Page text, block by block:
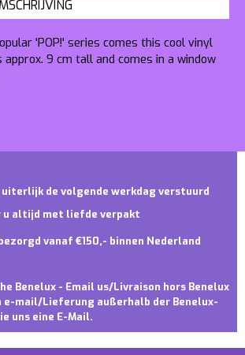
'POP!' series comes this cool vinyl
9 cm tall and comes in a window
de volgende werkdag verstuurd
u altijd met liefde verpakt
vanaf €150,- binnen Nederland
Benelux - Email us/Livraison hors Benelux
e-mail/Lieferung außerhalb der Benelux-
uns eine E-Mail.